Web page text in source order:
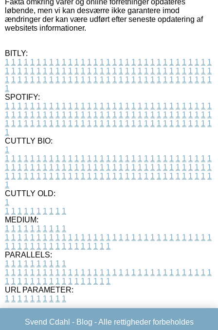
løbende, men vi kan desværre ikke garantere imod
ændringer der kan være udført efter seneste opdatering af
websitets informationer.
BITLY:
1 1 1 1 1 1 1 1 1 1 1 1 1 1 1 1 1 1 1 1 1 1 1 1 1 1 1 1 1 1 1 1 1
1 1 1 1 1 1 1 1 1 1 1 1 1 1 1 1 1 1 1 1 1 1 1 1 1 1 1 1 1 1 1 1 1
1 1 1 1 1 1 1 1 1 1 1 1 1 1 1 1 1 1 1 1 1 1 1 1 1 1 1 1 1 1 1 1 1
1
SPOTIFY:
1 1 1 1 1 1 1 1 1 1 1 1 1 1 1 1 1 1 1 1 1 1 1 1 1 1 1 1 1 1 1 1 1
1 1 1 1 1 1 1 1 1 1 1 1 1 1 1 1 1 1 1 1 1 1 1 1 1 1 1 1 1 1 1 1 1
1 1 1 1 1 1 1 1 1 1 1 1 1 1 1 1 1 1 1 1 1 1 1 1 1 1 1 1 1 1 1 1 1
1
CUTTLY BIO:
1
1 1 1 1 1 1 1 1 1 1 1 1 1 1 1 1 1 1 1 1 1 1 1 1 1 1 1 1 1 1 1 1 1
1 1 1 1 1 1 1 1 1 1 1 1 1 1 1 1 1 1 1 1 1 1 1 1 1 1 1 1 1 1 1 1 1
1 1 1 1 1 1 1 1 1 1 1 1 1 1 1 1 1 1 1 1 1 1 1 1 1 1 1 1 1 1 1 1 1
1
CUTTLY OLD:
1
1 1 1 1 1 1 1 1 1 1
MEDIUM:
1 1 1 1 1 1 1 1 1 1
1 1 1 1 1 1 1 1 1 1 1 1 1 1 1 1 1 1 1 1 1 1 1 1 1 1 1 1 1 1 1 1 1
1 1 1 1 1 1 1 1 1 1 1 1 1 1 1 1 1
PARALLELS:
1 1 1 1 1 1 1 1 1 1
1 1 1 1 1 1 1 1 1 1 1 1 1 1 1 1 1 1 1 1 1 1 1 1 1 1 1 1 1 1 1 1 1
1 1 1 1 1 1 1 1 1 1 1 1 1 1 1 1 1
URL PARAMETER:
1 1 1 1 1 1 1 1 1 1
Svend Cdahl - Blog - Alle rettigheder forbeholdes